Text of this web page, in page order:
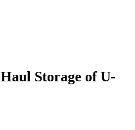
Storage of U-